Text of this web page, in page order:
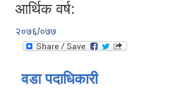
आर्थिक वर्ष:
२०७६/०७७
वडा पदाधिकारी